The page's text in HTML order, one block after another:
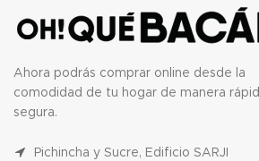
Ahora podrás comprar online desde la
comodidad de tu hogar de manera
segura.
Pichincha y Sucre, Edificio SARJI